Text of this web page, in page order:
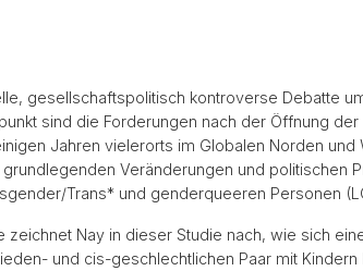
gesellschaftspolitisch kontroverse Debatte
sind die Forderungen nach der Öffnung
Jahren vielerorts im Globalen Norden
Veränderungen und politischen
Trans* und genderqueeren Personen
Nay in dieser Studie nach, wie sich
und cis-geschlechtlichen Paar mit